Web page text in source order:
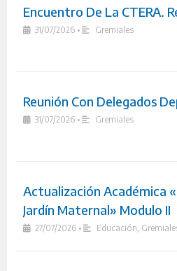
Encuentro De La CTERA.
31/07/2026 • Gremiales
Reunión Con Delegados
31/07/2026 • Gremiales
Actualización Académica
Jardín Maternal» Modulo II
27/07/2026 • Educación